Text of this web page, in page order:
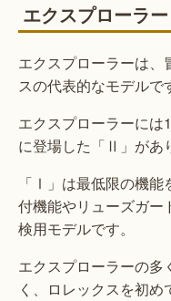
エクスプローラー
エクスプローラーは、
スの代表的なモデルで
エクスプローラーに
に登場した「Ⅱ」があ
「Ⅰ」は最低限の機
付機能やリューズガー
検用モデルです。
エクスプローラーの
く、ロレックスを初め